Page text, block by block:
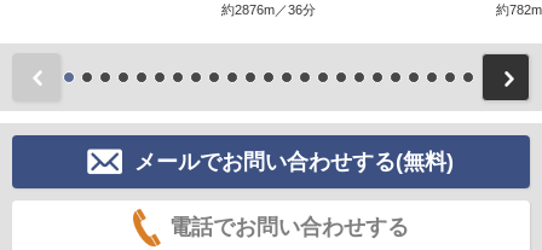
約2876m／36分 約
前
メールでお問い合わせする(無料)
電話でお問い合わせする